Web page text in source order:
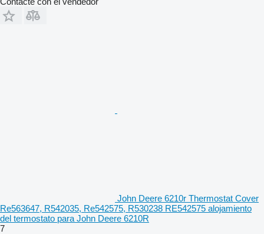
John Deere 6210r Thermostat Cover
Re563647, R542035, Re542575, R530238 RE542575 alojamiento
del termostato para John Deere 6210R
7